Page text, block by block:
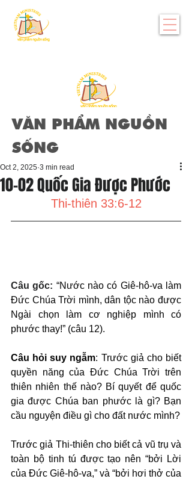
VĂN PHẨM NGUỒN
SỐNG
10-02 Quốc Gia Được Phước
Oct 2, 2025 3 min read
Thi-thiên 33:6-12
Câu gốc: “Nước nào có Giê-hô-va làm
Đức Chúa Trời mình, dân tộc nào được
Ngài chọn làm cơ nghiệp mình có
phước thay!” (câu 12).
Câu hỏi suy ngẫm: Trước giả cho biết
quyền năng của Đức Chúa Trời trên
thiên nhiên thế nào? Bí quyết để quốc
gia được Chúa ban phước là gì? Bạn
cầu nguyện điều gì cho đất nước mình?
Trước giả Thi-thiên cho biết cả vũ trụ và
toàn bộ tinh tú được tạo nên “bởi Lời
của Đức Giê-hô-va,” và “bởi hơi thở của